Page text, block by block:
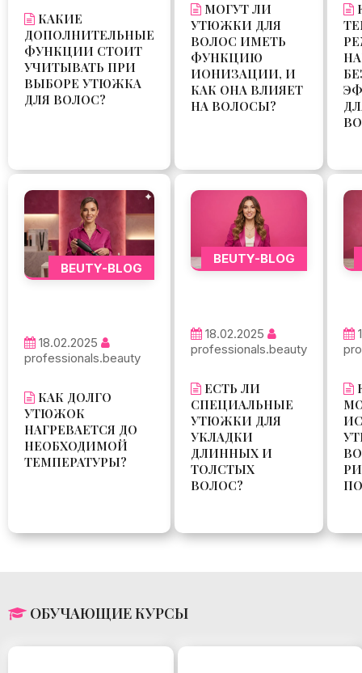
КАКИЕ
ДОПОЛНИТЕЛЬНЫЕ
ФУНКЦИИ СТОИТ
УЧИТЫВАТЬ ПРИ
ВЫБОРЕ УТЮЖКА
ДЛЯ ВОЛОС?
МОГУТ ЛИ
УТЮЖКИ ДЛЯ
ВОЛОС ИМЕТЬ
ФУНКЦИЮ
ИОНИЗАЦИИ, И
КАК ОНА ВЛИЯЕТ
НА ВОЛОСЫ?
BEUTY-BLOG
18.02.2025
professionals.beauty
КАК ДОЛГО
УТЮЖОК
НАГРЕВАЕТСЯ ДО
НЕОБХОДИМОЙ
ТЕМПЕРАТУРЫ?
BEUTY-BLOG
18.02.2025
professionals.beauty
ЕСТЬ ЛИ
СПЕЦИАЛЬНЫЕ
УТЮЖКИ ДЛЯ
УКЛАДКИ
ДЛИННЫХ И
ТОЛСТЫХ
ВОЛОС?
ОБУЧАЮЩИЕ КУРСЫ